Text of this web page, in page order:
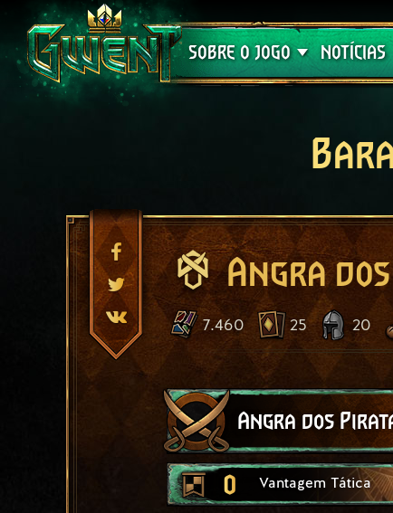
SOBRE O JOGO
Suporte
NOTÍCIAS
Angra
7.460 25 20
Angra dos
0 Vantagem Tática